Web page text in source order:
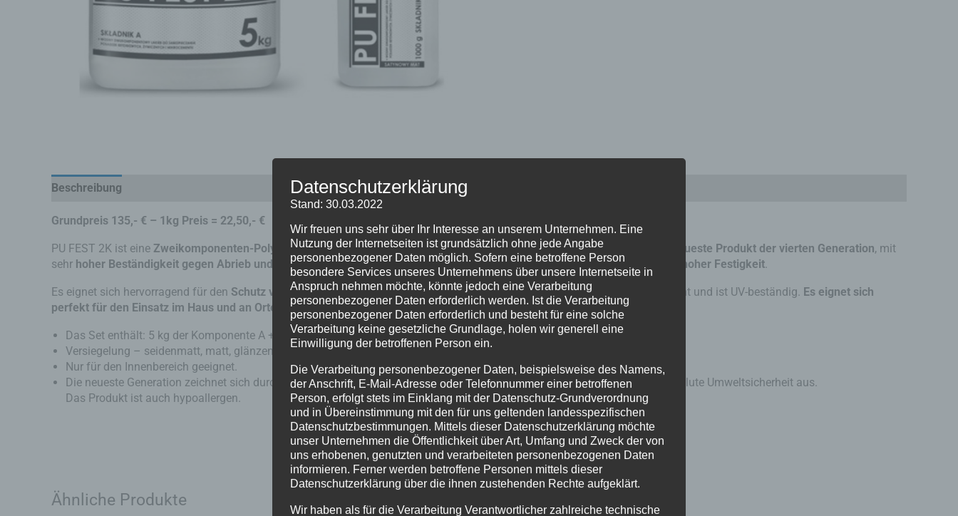
Beschreibung
Grundpreis 135,- € – 1kg Preis = 22,50,- €
PU FEST 2K ist eine Zweikomponenten-Polyurethan-Versiegelung auf Wasserbasisfür denOberflächenschutz neueste Produkt der vierten Generation, mit
sehr hoher Beständigkeit gegen Abrieb und Schmutz. Nach dem Auftragen bildet es eine glatte, farblose Oberfläche mit sehr hoher Festigkeit.
Es eignet sich hervorragend für den Schutz von Böden und Wänden ausMikrozement, Harz und Mineralböden. Es vergilbt nicht und ist UV-beständig. Es eignet sich
perfekt für den Einsatz im Haus und an Orten, die besonders stark begangen werden.
Das Set enthält: 5 kg der Komponente A + 1 kg der Komponente B = 6 kgMischungsverhältnis der Komponente A: B -> 5: 1
Versiegelung – seidenmatt, matt, glänzend
Nur für den Innenbereich geeignet.
Die neueste Generation zeichnet sich durch eine geringe Emission von flüchtigenorganischen Verbindungen (VOC) und absolute Umweltsicherheit aus.
Das Produkt ist auch hypoallergen.
Ähnliche Produkte
Datenschutzerklärung
Stand: 30.03.2022
Wir freuen uns sehr über Ihr Interesse an unserem Unternehmen. Eine
Nutzung der Internetseiten ist grundsätzlich ohne jede Angabe
personenbezogener Daten möglich. Sofern eine betroffene Person
besondere Services unseres Unternehmens über unsere Internetseite in
Anspruch nehmen möchte, könnte jedoch eine Verarbeitung
personenbezogener Daten erforderlich werden. Ist die Verarbeitung
personenbezogener Daten erforderlich und besteht für eine solche
Verarbeitung keine gesetzliche Grundlage, holen wir generell eine
Einwilligung der betroffenen Person ein.
Die Verarbeitung personenbezogener Daten, beispielsweise des Namens,
der Anschrift, E-Mail-Adresse oder Telefonnummer einer betroffenen
Person, erfolgt stets im Einklang mit der Datenschutz-Grundverordnung
und in Übereinstimmung mit den für uns geltenden landesspezifischen
Datenschutzbestimmungen. Mittels dieser Datenschutzerklärung möchte
unser Unternehmen die Öffentlichkeit über Art, Umfang und Zweck der von
uns erhobenen, genutzten und verarbeiteten personenbezogenen Daten
informieren. Ferner werden betroffene Personen mittels dieser
Datenschutzerklärung über die ihnen zustehenden Rechte aufgeklärt.
Wir haben als für die Verarbeitung Verantwortlicher zahlreiche technische